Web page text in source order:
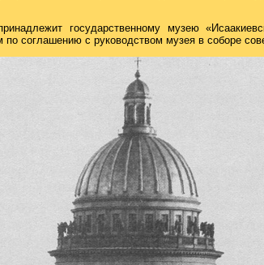
государственному музею
соглашению с руководством музея в соборе